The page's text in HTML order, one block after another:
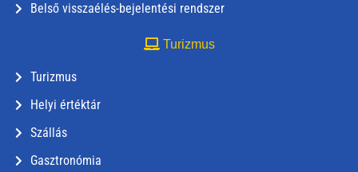
Belső visszaélés-bejelentési rendszer
Turizmus
Turizmus
Helyi értéktár
Szállás
Gasztronómia